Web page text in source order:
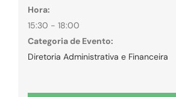
Hora:
15:30 - 18:00
Categoria de Evento:
Diretoria Administrativa e Financeira